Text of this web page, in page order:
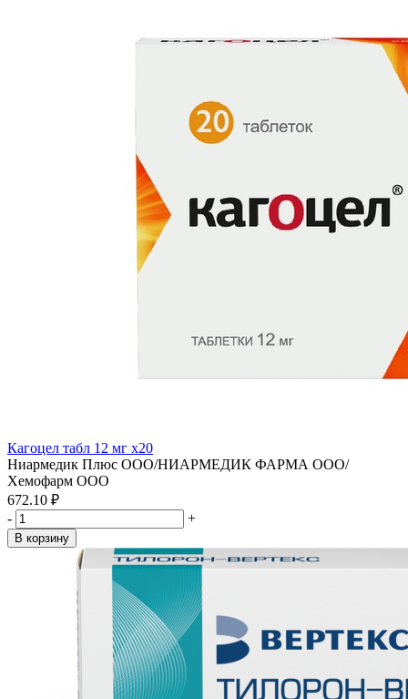
Кагоцел табл 12 мг x20
Ниармедик Плюс ООО/НИАРМЕДИК ФАРМА ООО/
Хемофарм ООО
672.10 ₽
-
+
В корзину